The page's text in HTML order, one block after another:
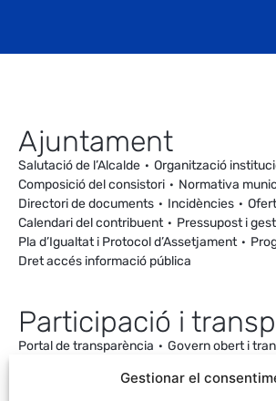
Gestionar el
Ajuntament
Salutació de l’Alcalde Organització
Composició del consistori
Normativa
Directori de documents
Incidències
Calendari del contribuent
Pressupost i
Pla d’Igualtat i Protocol d’Assetjament
Dret accés informació pública
Participació i
Portal de transparència Govern obert i
Canal de denúncies